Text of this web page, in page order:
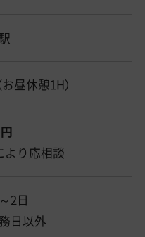
昼休憩1H）
より応相談
2日
日以外